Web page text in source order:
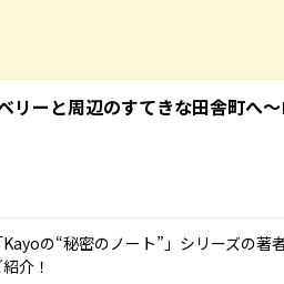
リーと周辺のすてきな田舎町へ
の“秘密のノート”」シリーズの著
介！